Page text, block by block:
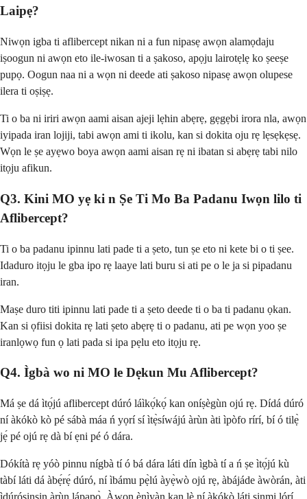
Laipẹ?
Niwọn igba ti aflibercept nikan ni a fun nipasẹ awọn alamọdaju
iṣoogun ni awọn eto ile-iwosan ti a ṣakoso, apọju lairotẹlẹ ko ṣeeṣe
pupọ. Oogun naa ni a wọn ni deede ati ṣakoso nipasẹ awọn olupese
ilera ti oṣiṣẹ.
Ti o ba ni iriri awọn aami aisan ajeji lẹhin abẹrẹ, gẹgẹbi irora nla, awọn
iyipada iran lojiji, tabi awọn ami ti ikolu, kan si dokita oju rẹ lẹsẹkẹsẹ.
Wọn le ṣe ayẹwo boya awọn aami aisan rẹ ni ibatan si abẹrẹ tabi nilo
itọju afikun.
Q3. Kini MO yẹ ki n Ṣe Ti Mo Ba Padanu Iwọn lilo ti
Aflibercept?
Ti o ba padanu ipinnu lati pade ti a ṣeto, tun ṣe eto ni kete bi o ti ṣee.
Idaduro itọju le gba ipo rẹ laaye lati buru si ati pe o le ja si pipadanu
iran.
Maṣe duro titi ipinnu lati pade ti a ṣeto deede ti o ba ti padanu ọkan.
Kan si ọfiisi dokita rẹ lati ṣeto abẹrẹ ti o padanu, ati pe wọn yoo ṣe
iranlọwọ fun ọ lati pada si ipa pẹlu eto itọju rẹ.
Q4. Ìgbà wo ni MO le Dẹkun Mu Aflibercept?
Má ṣe dá ìtọ́jú aflibercept dúró láìkọ́kọ́ kan oníṣègùn ojú rẹ. Dídá dúró
ní àkókò kò pé sábà máa ń yọrí sí ìtẹ̀síwájú àrùn àti ìpòfo rírí, bí ó tilẹ̀
jẹ́ pé ojú rẹ dà bí ẹni pé ó dára.
Dókítà rẹ yóò pinnu nígbà tí ó bá dára láti dín ìgbà tí a ń ṣe ìtọ́jú kù
tàbí láti dá àbẹ́rẹ́ dúró, ní ìbámu pẹ̀lú àyẹ̀wò ojú rẹ, àbájáde àwòrán, àti
ìdúróṣinṣin àrùn lápapọ̀. Àwọn ènìyàn kan lè ní àkókò láti sinmi lórí